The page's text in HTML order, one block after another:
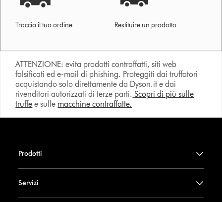
Traccia il tuo ordine Restituire un prodotto
ATTENZIONE: evita prodotti contraffatti, siti web
falsificati ed e-mail di phishing. Proteggiti dai truffatori
acquistando solo direttamente da Dyson.it e dai
rivenditori autorizzati di terze parti. Scopri di più sulle
truffe e sulle macchine contraffatte.
Prodotti
Servizi